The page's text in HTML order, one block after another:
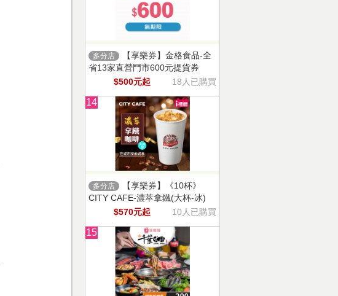
多分店
【享樂券】金格食品-全
省13家直營門市600元提貨券
$500元起
18人已購買
14
多分店
【享樂券】《10杯》
CITY CAFE-濃萃拿鐵(大杯-冰)
$570元起
10人已購買
15